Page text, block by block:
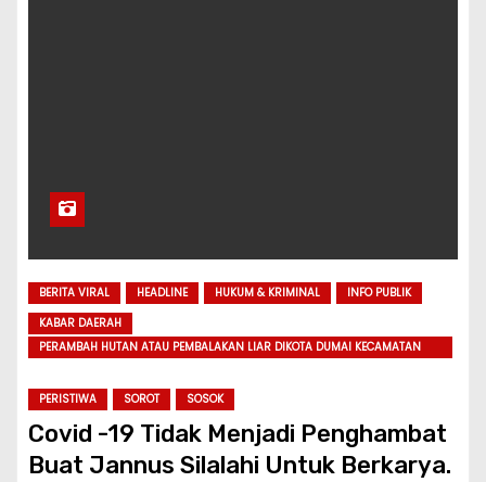
BERITA VIRAL HEADLINE HUKUM & KRIMINAL
INFO PUBLIK
KABAR DAERAH
PERAMBAH HUTAN ATAU PEMBALAKAN LIAR DIKOTA DUMAI KECAMATAN
PERISTIWA
SOROT SOSOK
Covid -19 Tidak Menjadi Penghambat
Buat Jannus Silalahi Untuk Berkarya.